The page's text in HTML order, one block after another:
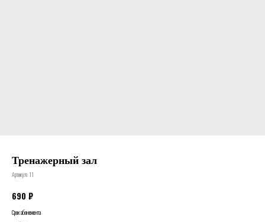
Тренажерный зал
Артикул: 11
690 ₽
Срок абонемента